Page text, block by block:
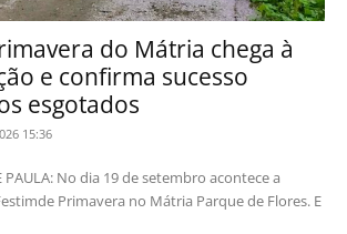
do Mátria chega à
e confirma sucesso
esgotados
15:36
PAULA: No dia 19 de setembro acontece a
Primavera no Mátria Parque de Flores. E